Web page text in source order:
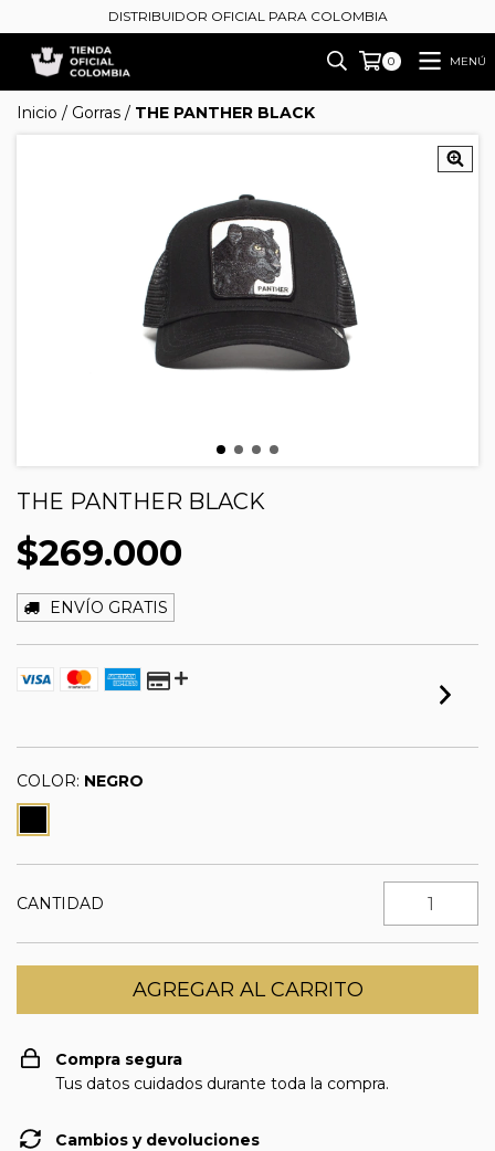
DISTRIBUIDOR OFICIAL PARA COLOMBIA
0 MENÚ
Inicio / Gorras / THE PANTHER BLACK
THE PANTHER BLACK
$269.000
ENVÍO GRATIS
COLOR: NEGRO
CANTIDAD
Compra segura
Tus datos cuidados durante toda la compra.
Cambios y devoluciones